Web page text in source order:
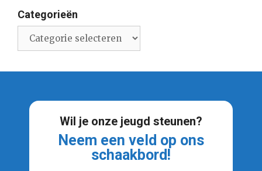
Categorieën
Wil je onze jeugd steunen?
Neem een veld op ons
schaakbord!